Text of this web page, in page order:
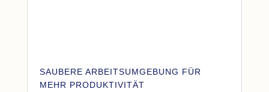
SAUBERE ARBEITSUMGEBUNG FÜR
MEHR PRODUKTIVITÄT